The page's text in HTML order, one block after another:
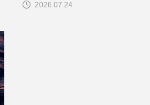
2026.07.24